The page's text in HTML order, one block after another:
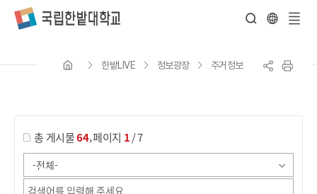
한밭LIVE 정보광장 주거정보
총 게시물64,페이지 1/ 7